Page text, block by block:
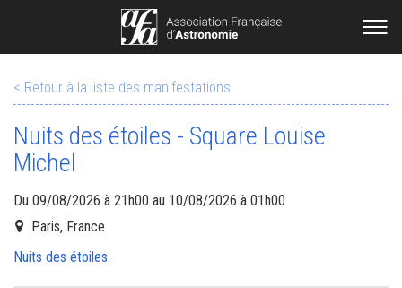
< Retour à la liste des manifestations
Nuits des étoiles - Square Louise
Michel
Du 09/08/2026 à 21h00 au 10/08/2026 à 01h00
Paris, France
Nuits des étoiles